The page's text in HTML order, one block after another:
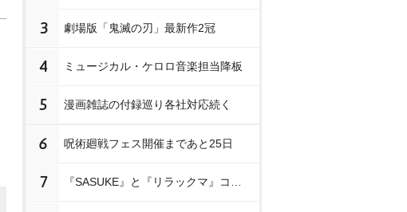
3 劇場版「鬼滅の刃」最新作2冠
4 ミュージカル・ケロロ音楽担当降板
5 漫画雑誌の付録巡り各社対応続く
6 呪術廻戦フェス開催まであと25日
7